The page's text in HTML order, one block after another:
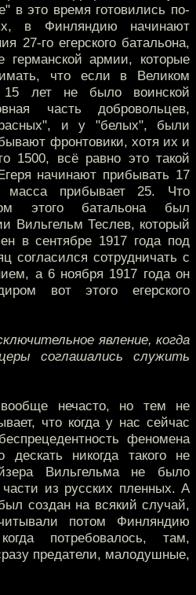
в это время готовились по-
в Финляндию начинают
27-го егерского батальона,
германской армии, которые
что если в Великом
15 лет не было воинской
часть добровольцев,
и у "белых", были
фронтовики, хотя их и
1500, всё равно это такой
начинают прибывать 17
масса прибывает 25. Что
этого батальона был
Вильгельм Теслев, который
в сентябре 1917 года под
согласился сотрудничать с
а 6 ноября 1917 года он
вот этого егерского
явление, когда
соглашались служить
нечасто, но тем не
что когда у нас сейчас
феномена
дескать никогда такого не
Вильгельма не было
части из русских пленных. А
создан на всякий случай,
потом Финляндию
потребовалось, там,
предатели, малодушные,